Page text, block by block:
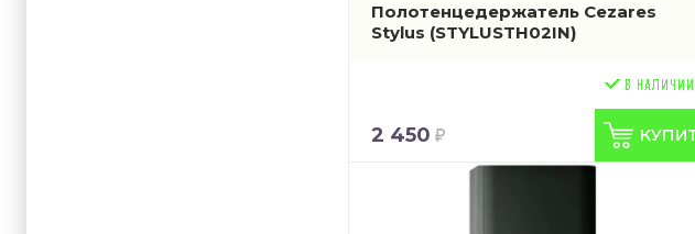
Полотенцедержатель Cezares
Stylus (STYLUSTH02IN)
2 450